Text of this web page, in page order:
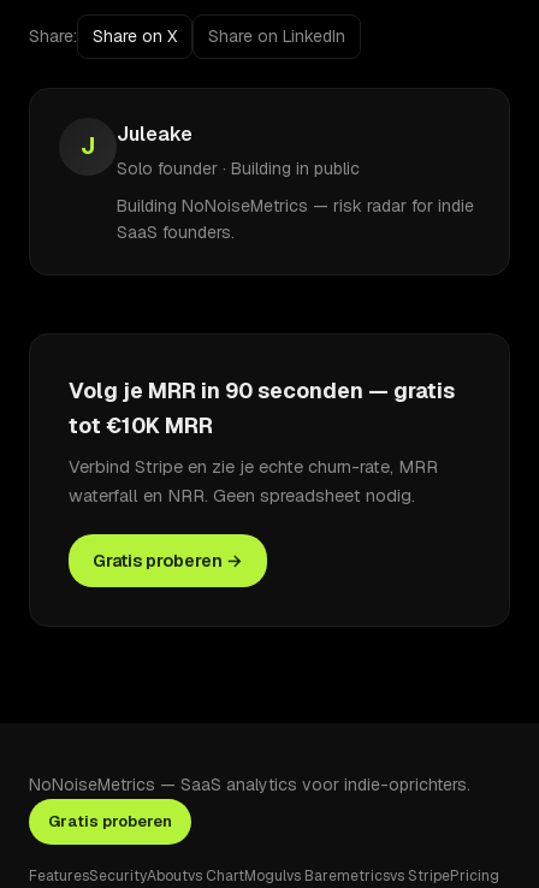
Share: Share on X Share on LinkedIn
J Juleake
Solo founder · Building in public
Building NoNoiseMetrics — risk radar for indie
SaaS founders.
Volg je MRR in 90 seconden — gratis
tot €10K MRR
Verbind Stripe en zie je echte churn-rate, MRR
waterfall en NRR. Geen spreadsheet nodig.
Gratis proberen →
NoNoiseMetrics — SaaS analytics voor indie-oprichters.
Gratis proberen
FeaturesSecurityAboutvs ChartMogulvs Baremetricsvs StripePricing